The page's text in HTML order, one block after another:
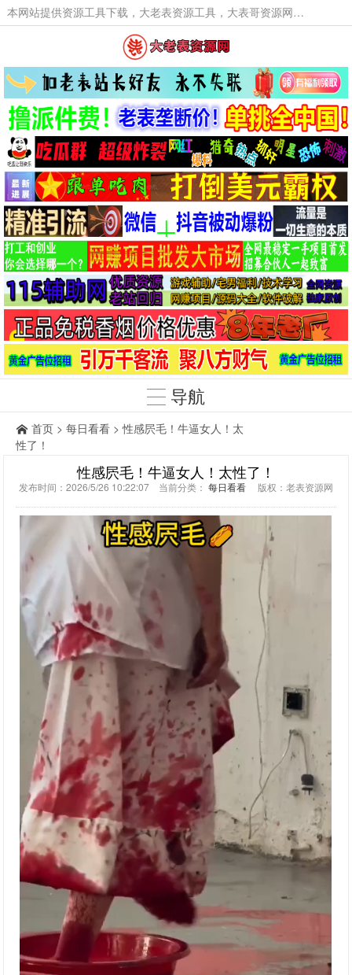
本网站提供资源工具下载，大老表资源工具，大表哥资源网软件工具，大老表资源下载，活动线报福利资源分享,活动线报，大型网游经典游戏，网络热门技术游戏辅助交流与分享。
导航
首页 > 每日看看 > 性感屄毛！牛逼女人！太
性了！
性感屄毛！牛逼女人！太性了！
发布时间：2026/5/26 10:22:07 当前分类： 每日看看 版权：老表资源网